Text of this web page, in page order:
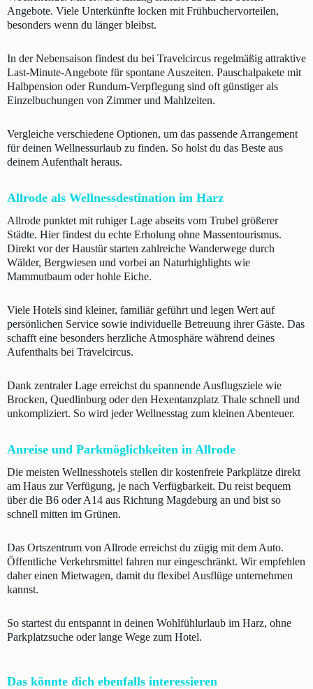
Angebote. Viele Unterkünfte locken mit Frühbuchervorteilen,
besonders wenn du länger bleibst.
In der Nebensaison findest du bei Travelcircus regelmäßig attraktive
Last-Minute-Angebote für spontane Auszeiten. Pauschalpakete mit
Halbpension oder Rundum-Verpflegung sind oft günstiger als
Einzelbuchungen von Zimmer und Mahlzeiten.
Vergleiche verschiedene Optionen, um das passende Arrangement
für deinen Wellnessurlaub zu finden. So holst du das Beste aus
deinem Aufenthalt heraus.
Allrode als Wellnessdestination im Harz
Allrode punktet mit ruhiger Lage abseits vom Trubel größerer
Städte. Hier findest du echte Erholung ohne Massentourismus.
Direkt vor der Haustür starten zahlreiche Wanderwege durch
Wälder, Bergwiesen und vorbei an Naturhighlights wie
Mammutbaum oder hohle Eiche.
Viele Hotels sind kleiner, familiär geführt und legen Wert auf
persönlichen Service sowie individuelle Betreuung ihrer Gäste. Das
schafft eine besonders herzliche Atmosphäre während deines
Aufenthalts bei Travelcircus.
Dank zentraler Lage erreichst du spannende Ausflugsziele wie
Brocken, Quedlinburg oder den Hexentanzplatz Thale schnell und
unkompliziert. So wird jeder Wellnesstag zum kleinen Abenteuer.
Anreise und Parkmöglichkeiten in Allrode
Die meisten Wellnesshotels stellen dir kostenfreie Parkplätze direkt
am Haus zur Verfügung, je nach Verfügbarkeit. Du reist bequem
über die B6 oder A14 aus Richtung Magdeburg an und bist so
schnell mitten im Grünen.
Das Ortszentrum von Allrode erreichst du zügig mit dem Auto.
Öffentliche Verkehrsmittel fahren nur eingeschränkt. Wir empfehlen
daher einen Mietwagen, damit du flexibel Ausflüge unternehmen
kannst.
So startest du entspannt in deinen Wohlfühlurlaub im Harz, ohne
Parkplatzsuche oder lange Wege zum Hotel.
Das könnte dich ebenfalls interessieren